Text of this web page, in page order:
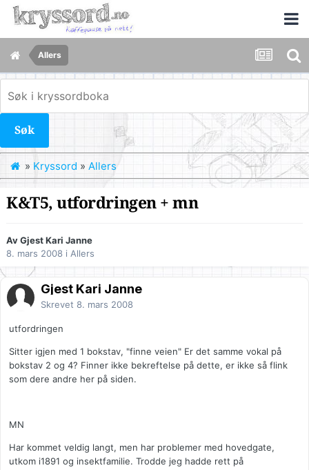
Allers
Søk
» Kryssord » Allers
K&T5, utfordringen + mn
Av Gjest Kari Janne
8. mars 2008 i Allers
Gjest Kari Janne
Skrevet 8. mars 2008
utfordringen
Sitter igjen med 1 bokstav, "finne veien" Er det samme vokal på
bokstav 2 og 4? Finner ikke bekreftelse på dette, er ikke så flink
som dere andre her på siden.
MN
Har kommet veldig langt, men har problemer med hovedgate,
utkom i1891 og insektfamilie. Trodde jeg hadde rett på